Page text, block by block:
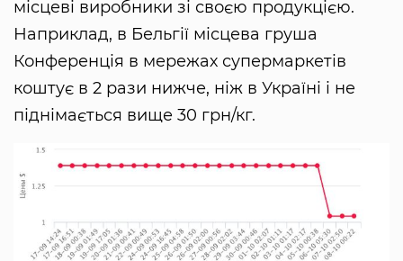
місцеві виробники зі своєю продукцією.
Наприклад, в Бельгії місцева груша
Конференція в мережах супермаркетів
коштує в 2 рази нижче, ніж в Україні і не
піднімається вище 30 грн/кг.